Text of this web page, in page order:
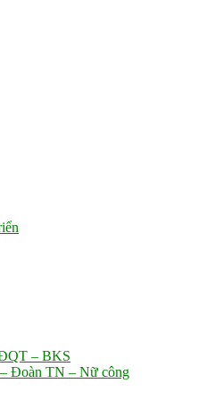
– BKS
Đoàn TN – Nữ công